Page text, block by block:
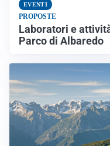
EVENTI
PROPOSTE
Laboratori e
Parco di Albaredo